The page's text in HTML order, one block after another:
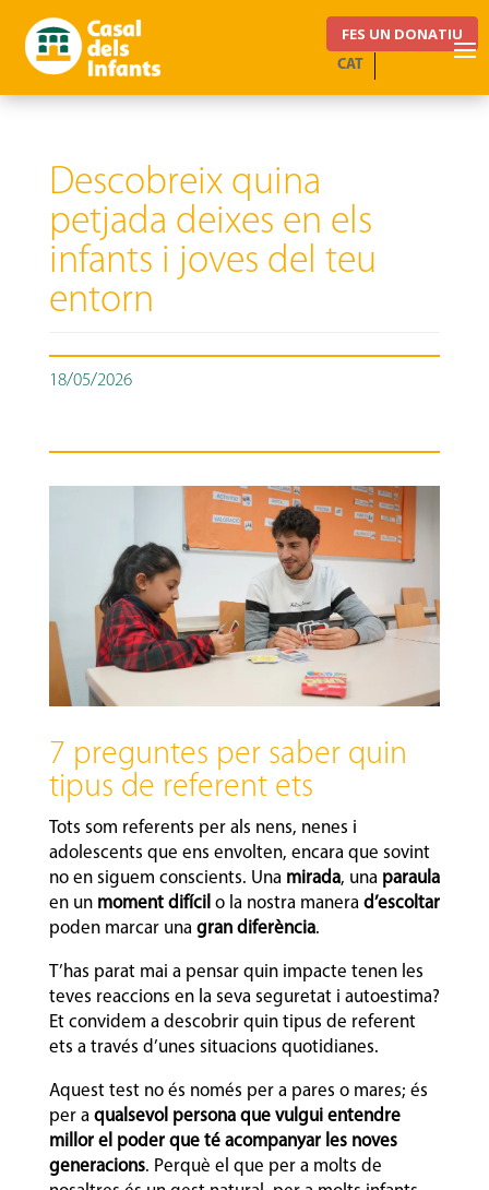
FES UN DONATIU
CAT
Descobreix quina
petjada deixes en els
infants i joves del teu
entorn
18/05/2026
7 preguntes per saber quin
tipus de referent ets
Tots som referents per als nens, nenes i
adolescents que ens envolten, encara que sovint
no en siguem conscients. Una mirada, una paraula
en un moment difícil o la nostra manera d’escoltar
poden marcar una gran diferència.
T’has parat mai a pensar quin impacte tenen les
teves reaccions en la seva seguretat i autoestima?
Et convidem a descobrir quin tipus de referent
ets a través d’unes situacions quotidianes.
Aquest test no és només per a pares o mares; és
per a qualsevol persona que vulgui entendre
millor el poder que té acompanyar les noves
generacions. Perquè el que per a molts de